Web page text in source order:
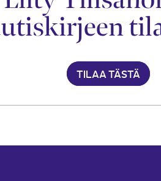
TILAA TÄSTÄ